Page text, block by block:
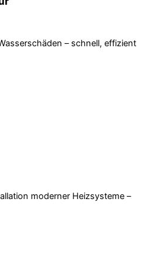
– schnell, effizient
moderner Heizsysteme –